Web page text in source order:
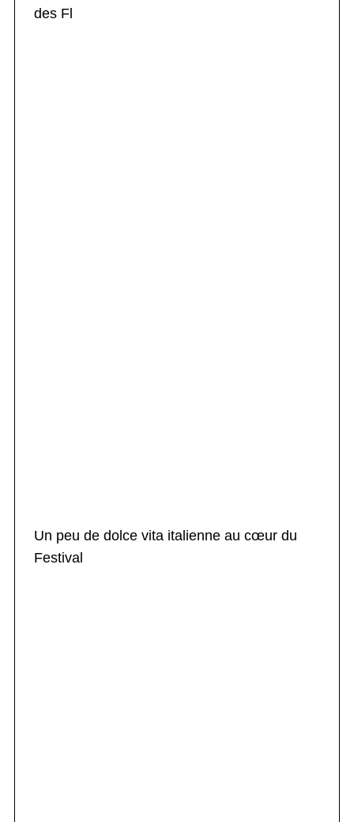
des Fl
Un peu de dolce vita italienne au cœur du
Festival